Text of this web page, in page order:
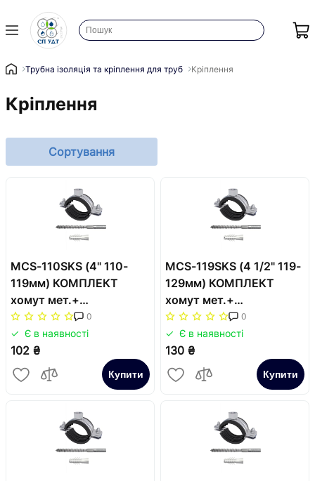
Трубна ізоляція та кріплення для труб Кріплення
Кріплення
Сортування
MCS-110SKS (4" 110-
119мм) КОМПЛЕКТ
хомут мет.+
шуруп+дюбель (2в)
0
Є в наявності
102 ₴
Купити
MCS-119SKS (4 1/2" 119-
129мм) КОМПЛЕКТ
хомут мет.+
шуруп+дюбель (2в)
0
Є в наявності
130 ₴
Купити